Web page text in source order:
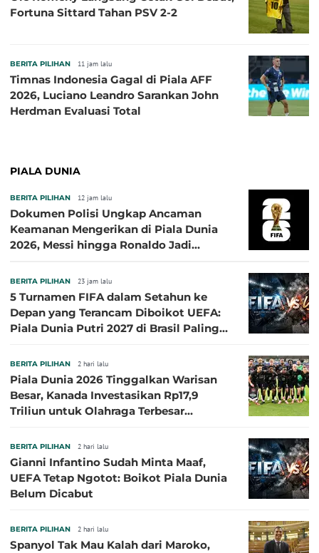
Fortuna Sittard Tahan PSV 2-2
BERITA PILIHAN 11 jam lalu
Timnas Indonesia Gagal di Piala AFF
2026, Luciano Leandro Sarankan John
Herdman Evaluasi Total
PIALA DUNIA
BERITA PILIHAN 12 jam lalu
Dokumen Polisi Ungkap Ancaman
Keamanan Mengerikan di Piala Dunia
2026, Messi hingga Ronaldo Jadi
BERITA PILIHAN 23 jam lalu
5 Turnamen FIFA dalam Setahun ke
Depan yang Terancam Diboikot UEFA:
Piala Dunia Putri 2027 di Brasil Paling
BERITA PILIHAN 2 hari lalu
Piala Dunia 2026 Tinggalkan Warisan
Besar, Kanada Investasikan Rp17,9
Triliun untuk Olahraga Terbesar
BERITA PILIHAN 2 hari lalu
Gianni Infantino Sudah Minta Maaf,
UEFA Tetap Ngotot: Boikot Piala Dunia
Belum Dicabut
BERITA PILIHAN 2 hari lalu
Spanyol Tak Mau Kalah dari Maroko,